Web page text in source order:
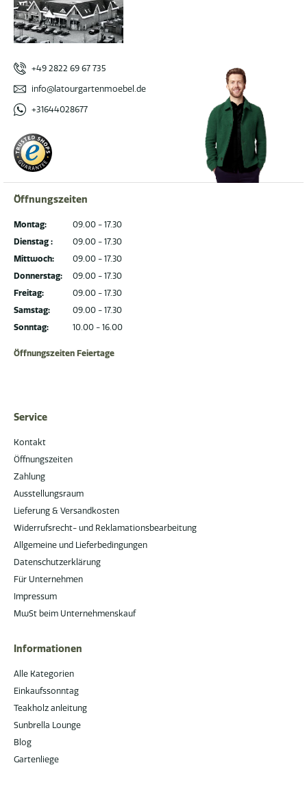
+49 2822 69 67 735
info@latourgartenmoebel.de
+31644028677
Öffnungszeiten
Montag:
Dienstag :
Mittwoch:
Donnerstag:
Freitag:
Samstag:
Sonntag:
09.00 - 17.30
09.00 - 17.30
09.00 - 17.30
09.00 - 17.30
09.00 - 17.30
09.00 - 17.30
10.00 - 16.00
Öffnungszeiten Feiertage
Service
Kontakt
Öffnungszeiten
Zahlung
Ausstellungsraum
Lieferung & Versandkosten
Widerrufsrecht- und Reklamationsbearbeitung
Allgemeine und Lieferbedingungen
Datenschutzerklärung
Für Unternehmen
Impressum
MwSt beim Unternehmenskauf
Informationen
Alle Kategorien
Einkaufssonntag
Teakholz anleitung
Sunbrella Lounge
Blog
Gartenliege